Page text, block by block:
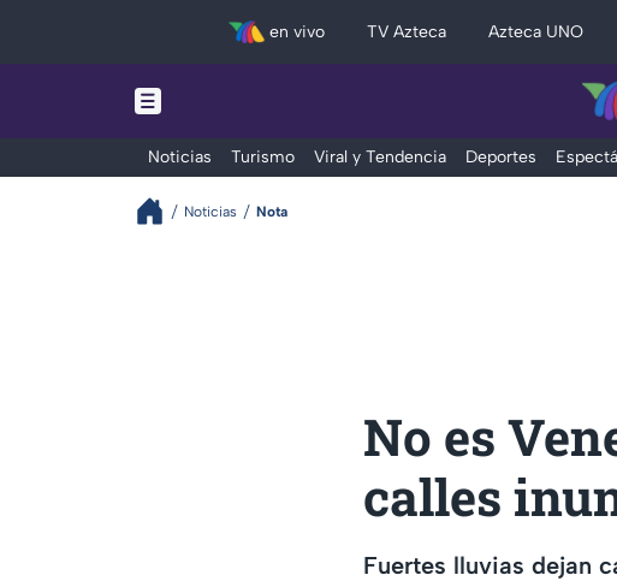
en vivo TV Azteca Azteca UNO
Noticias Turismo Viral y Tendencia Deportes
Noticias Nota
No es
calles
Fuertes lluvias dejan